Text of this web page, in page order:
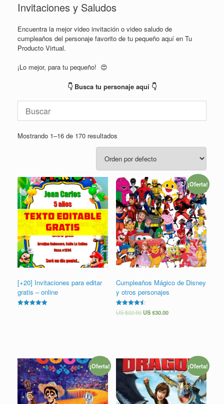
Invitaciones y Saludos
Encuentra la mejor video invitación o video saludo de
cumpleaños del personaje favorito de tu pequeño aquí en Tu
Producto Virtual.
¡Lo mejor, para tu pequeño! 😍
👇 Busca tu personaje aquí 👇
Mostrando 1–16 de 170 resultados
[+20] Invitaciones para editar
gratis – online
¡Oferta!
Cumpleaños Mágico de Disney
y otros personajes
Valorado
en
US $32.50 US $30.00
¡Oferta! ¡Oferta!